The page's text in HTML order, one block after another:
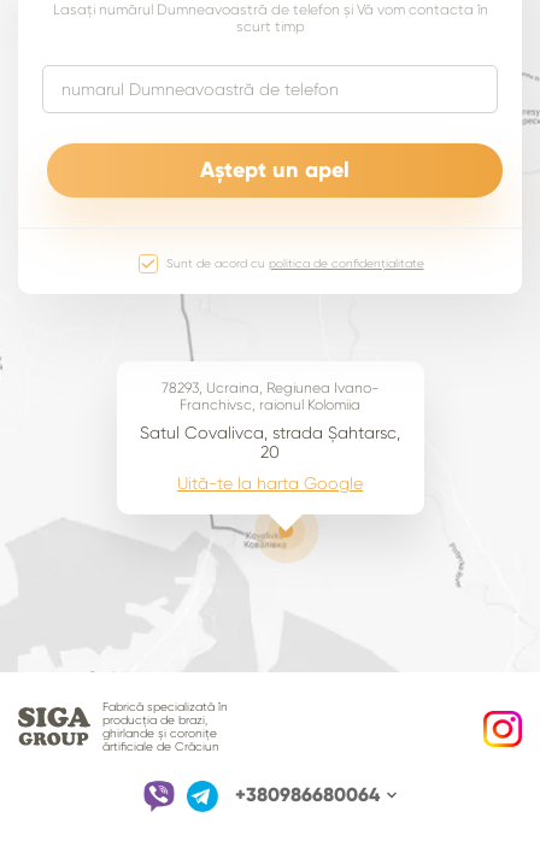
78293, Ucraina, Regiunea Ivano-
Franchivsc, raionul Kolomiia
Satul Covalivca, strada Șahtarsc,
20
Uită-te la harta Google
Lasați numărul Dumneavoastră de telefon și Vă vom contacta în
scurt timp
Sunt de acord cu politica de confidențialitate
Fabrică specializată în
producția de brazi,
ghirlande și coronițe
ărtificiale de Crăciun
+380986680064